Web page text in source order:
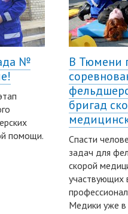
№
помощи.
В Тюмени
бригад
Спасти
задач для
скорой
участвующих
Медики уже в